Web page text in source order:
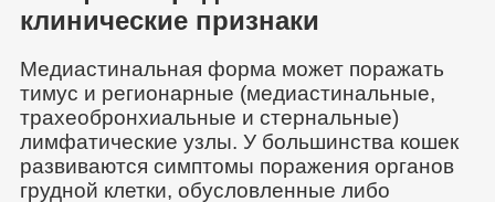
клинические признаки
Медиастинальная форма может поражать
тимус и регио­нарные (медиастинальные,
трахеобронхиальные и стернальные)
лимфатические узлы. У большинства кошек
развиваются симптомы поражения органов
грудной клетки, обусловленные либо